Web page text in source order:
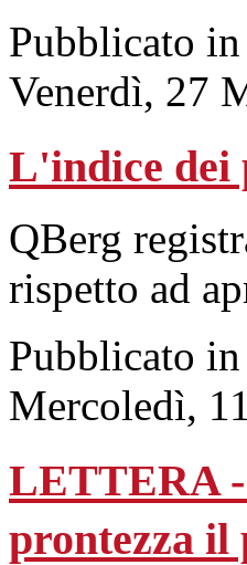
Pubblicato in
Venerdì, 27
L'indice dei
QBerg
rispetto ad
Pubblicato in
Mercoledì,
LETTERA
prontezza il